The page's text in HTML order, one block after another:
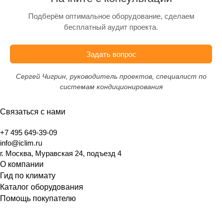
Подберём оптимальное оборудование, сделаем
бесплатный аудит проекта.
Задать вопрос
Сергей Чигрин, руководитель проектов, специалист по
системам кондиционирования
Связаться с нами
+7 495 649-39-09
info@iclim.ru
г. Москва, Муравская 24, подъезд 4
О компании
Гид по климату
Каталог оборудования
Помощь покупателю